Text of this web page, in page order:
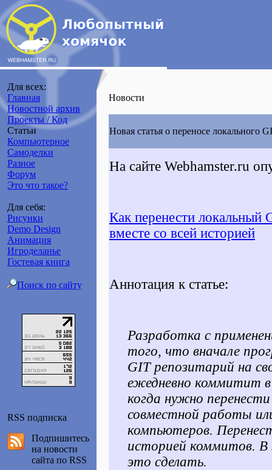
Для всех:
Главная
Новостной архив
Проекты / Код
Статьи
Компьютерное
Самоделки
Разное
Форум
Это что такое?
Для себя:
Рисунки
Demo Design
Анимация
Игроделанье
Гостевая книга
Поиск по сайту
RSS подписка
Подпишитесь
на новости
сайта по RSS
Новости
Новая статья о переносе локального
На сайте Webhamster.ru
Как перенести локальный
вместе со всей историей
Аннотация к статье:
Разработка с
того, что вначале
GIT репозитарий на
ежедневно коммитит
когда нужно
совместной работы
компьютеров.
историей коммитов. В
это сделать.